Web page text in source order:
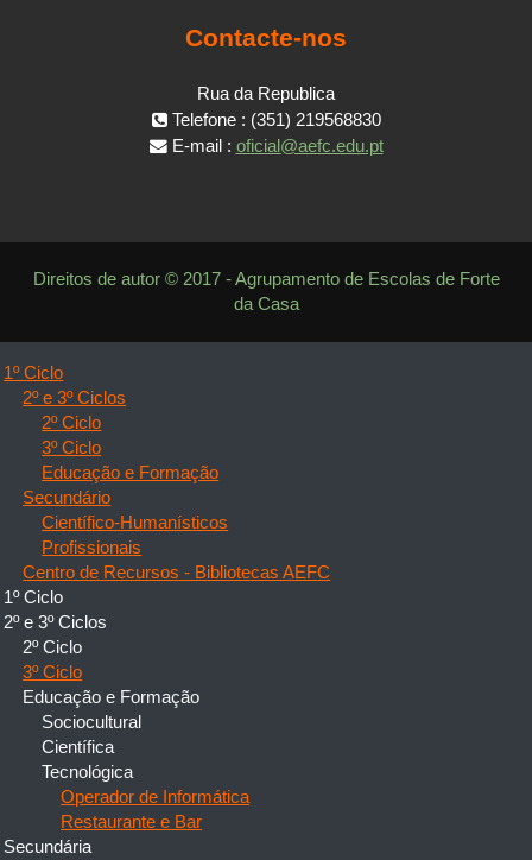
Contacte-nos
Rua da Republica
Telefone : (351) 219568830
E-mail : oficial@aefc.edu.pt
Direitos de autor © 2017 - Agrupamento de Escolas de Forte
da Casa
1º Ciclo
2º e 3º Ciclos
2º Ciclo
3º Ciclo
Educação e Formação
Secundário
Científico-Humanísticos
Profissionais
Centro de Recursos - Bibliotecas AEFC
1º Ciclo
2º e 3º Ciclos
2º Ciclo
3º Ciclo
Educação e Formação
Sociocultural
Científica
Tecnológica
Operador de Informática
Restaurante e Bar
Secundária